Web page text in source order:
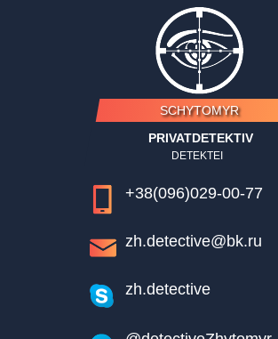
SCHYTOMYR
PRIVATDETEKTIV
DETEKTEI
+38(096)029-00-77
zh.detective@bk.ru
zh.detective